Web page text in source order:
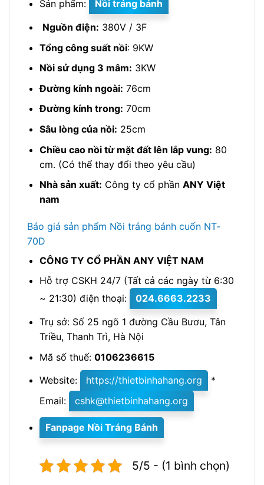
Sản phẩm:
Nồi tráng bánh
Nguồn điện: 380V / 3F
Tổng công suất nồi: 9KW
Nồi sử dụng 3 mâm: 3KW
Đường kính ngoài: 76cm
Đường kính trong: 70cm
Sâu lòng của nồi: 25cm
Chiều cao nồi từ mặt đất lên lắp vung: 80
cm. (Có thể thay đổi theo yêu cầu)
Nhà sản xuất: Công ty cổ phần ANY Việt
nam
Báo giá sản phẩm Nồi tráng bánh cuốn NT-
70D
CÔNG TY CỔ PHẦN ANY VIỆT NAM
Hỗ trợ CSKH 24/7 (Tất cả các ngày từ 6:30
~ 21:30) điện thoại:
024.6663.2233
Trụ sở: Số 25 ngõ 1 đường Cầu Bươu, Tân
Triều, Thanh Trì, Hà Nội
Mã số thuế: 0106236615
Website:
https://thietbinhahang.org
*
Email:
cshk@thietbinhahang.org
Fanpage Nồi Tráng Bánh
5/5 - (1 bình chọn)